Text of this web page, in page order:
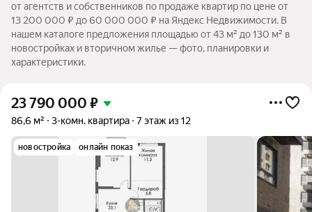
от агентств и собственников по продаже квартир по цене от
13 200 000 ₽ до 60 000 000 ₽ на Яндекс Недвижимости. В
нашем каталоге предложения площадью от 43 м² до 130 м² в
новостройках и вторичном жилье — фото, планировки и
характеристики.
23 790 000 ₽
86,6 м² 3-комн. квартира 7 этаж из 12
новостройка онлайн показ